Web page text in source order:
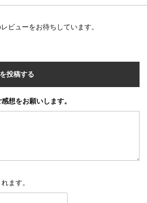
ビューをお待ちしています。
投稿する
想をお願いします。
ます。